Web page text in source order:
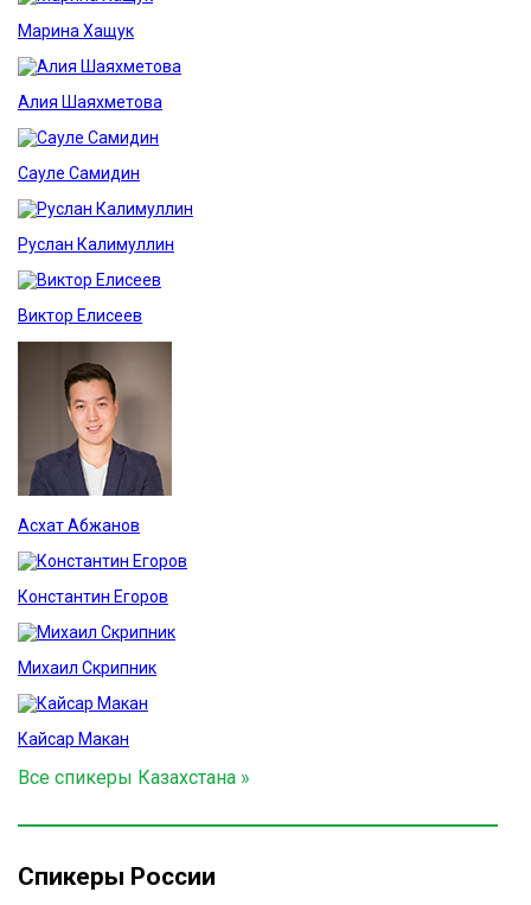
Марина Хащук
Алия Шаяхметова
Сауле Самидин
Руслан Калимуллин
Виктор Елисеев
Асхат Абжанов
Константин Егоров
Михаил Скрипник
Кайсар Макан
Все спикеры Казахстана »
Спикеры России